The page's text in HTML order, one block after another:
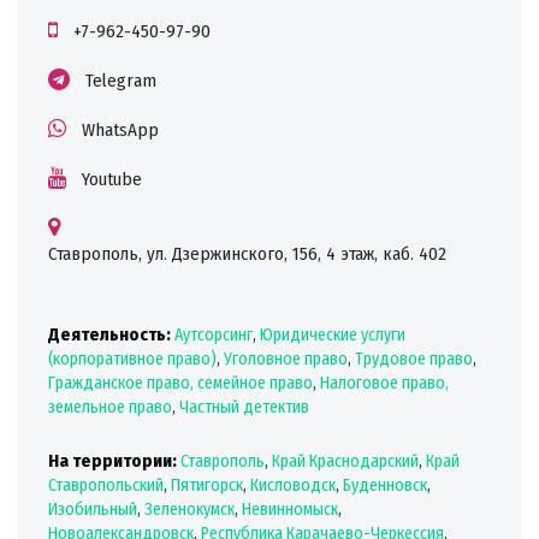
+7-962-450-97-90
Telegram
WhatsApp
Youtube
Ставрополь, ул. Дзержинского, 156, 4 этаж, каб. 402
Деятельность:Аутсорсинг, Юридические услуги
(корпоративное право), Уголовное право, Трудовое право,
Гражданское право, семейное право, Налоговое право,
земельное право, Частный детектив
На территории:Ставрополь, Край Краснодарский, Край
Ставропольский, Пятигорск, Кисловодск, Буденновск,
Изобильный, Зеленокумск, Невинномыск,
Новоалександровск, Республика Карачаево-Черкессия,